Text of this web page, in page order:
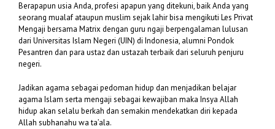
Berapapun usia Anda, profesi apapun yang ditekuni, baik Anda yang
seorang mualaf ataupun muslim sejak lahir bisa mengikuti Les Privat
Mengaji bersama Matrix dengan guru ngaji berpengalaman lulusan
dari Universitas Islam Negeri (UIN) di Indonesia, alumni Pondok
Pesantren dan para ustaz dan ustazah terbaik dari seluruh penjuru
negeri.
Jadikan agama sebagai pedoman hidup dan menjadikan belajar
agama Islam serta mengaji sebagai kewajiban maka Insya Allah
hidup akan selalu berkah dan semakin mendekatkan diri kepada
Allah subhanahu wa ta’ala.